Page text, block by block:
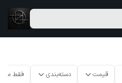
قیمت دسته‌بندی فقط